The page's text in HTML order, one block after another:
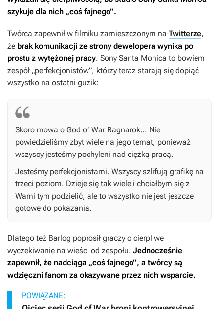
szykuje dla nich „coś fajnego”.
Twórca zapewnił w filmiku zamieszczonym na Twitterze,
że brak komunikacji ze strony dewelopera wynika po
prostu z wytężonej pracy. Sony Santa Monica to bowiem
zespół „perfekcjonistów”, którzy teraz starają się dopiąć
wszystko na ostatni guzik:
Skoro mowa o God of War Ragnarok… Nie
powiedzieliśmy zbyt wiele na jego temat, ponieważ
wszyscy jesteśmy pochyleni nad ciężką pracą.
Jesteśmy perfekcjonistami. Wszyscy szlifują grafikę na
trzeci poziom. Dzieje się tak wiele i chciałbym się z
Wami tym podzielić, ale to wszystko nie jest jeszcze
gotowe do pokazania.
Dlatego też Barlog poprosił graczy o cierpliwe
wyczekiwanie na wieści od zespołu. Jednocześnie
zapewnił, że nadciąga „coś fajnego”, a twórcy są
wdzięczni fanom za okazywane przez nich wsparcie.
POWIĄZANE: